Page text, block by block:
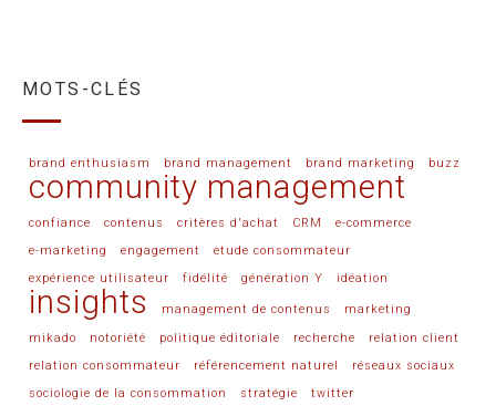
MOTS-CLÉS
brand enthusiasm brand management brand marketing buzz
community management
confiance contenus critères d'achat CRM
e-commerce
e-marketing
engagement
etude consommateur
expérience utilisateur
fidélité génération Y idéation
insights management de contenus
marketing
mikado
notoriété politique éditoriale recherche
relation client
relation consommateur
référencement naturel
réseaux sociaux
sociologie de la consommation
stratégie twitter